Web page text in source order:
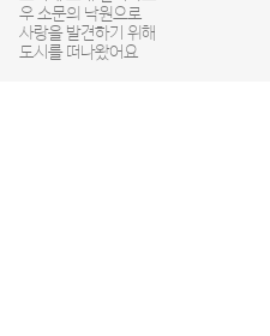
우 소문의 낙원으로
사랑을 발견하기 위해
도시를 떠나왔어요